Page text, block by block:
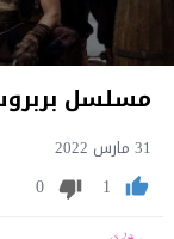
مسلسل بربروس
31 مارس 2022
1
0